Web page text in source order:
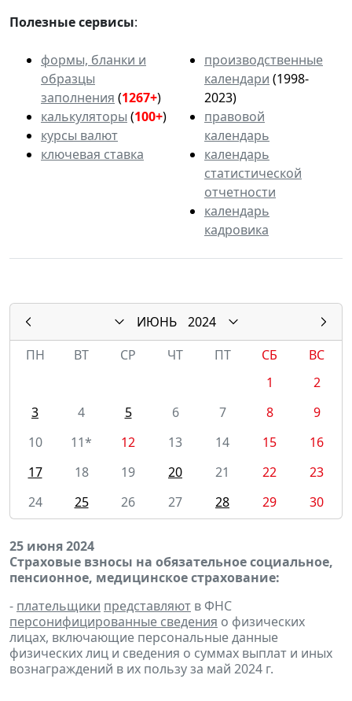
Полезные сервисы:
формы, бланки и
образцы
заполнения (1267+)
калькуляторы (100+)
курсы валют
ключевая ставка
производственные
календари (1998-
2023)
правовой
календарь
календарь
статистической
отчетности
календарь
кадровика
ИЮНЬ
2024
ПН
ВТ СР ЧТ ПТ СБ
ВС
1
2
3
4 5 6 7 8
9
10
11* 12 13 14 15
16
17
18 19 20 21 22
23
24
25 26 27 28 29 30
25 июня 2024
Страховые взносы на обязательное социальное,
пенсионное, медицинское страхование:
- плательщики представляют в ФНС
персонифицированные сведения о физических
лицах, включающие персональные данные
физических лиц и сведения о суммах выплат и иных
вознаграждений в их пользу за май 2024 г.